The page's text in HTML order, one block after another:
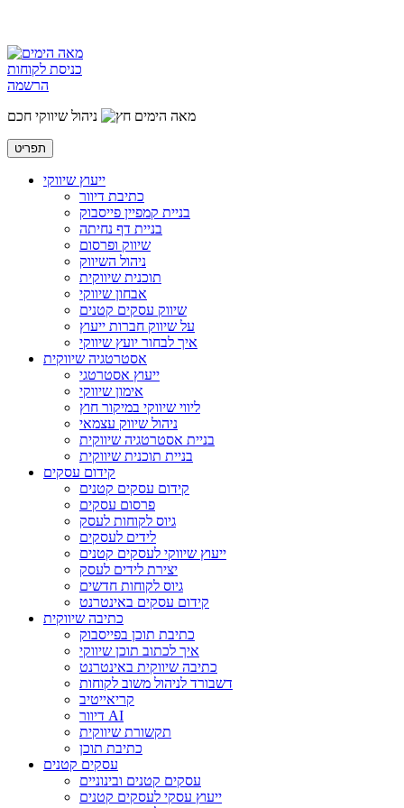
כניסת לקוחות
הרשמה
מאה הימים
ניהול שיווקי חכם
תפריט
ייעוץ שיווקי
כתיבת דיוור
בניית קמפיין פייסבוק
בניית דף נחיתה
שיווק ופרסום
ניהול השיווק
תוכנית שיווקית
אבחון שיווקי
שיווק עסקים קטנים
על שיווק חברות ייעוץ
איך לבחור יועץ שיווקי
אסטרטגיה שיווקית
ייעוץ אסטרטגי
אימון שיווקי
ליווי שיווקי במיקור חוץ
ניהול שיווק עצמאי
בניית אסטרטגיה שיווקית
בניית תוכנית שיווקית
קידום עסקים
קידום עסקים קטנים
פרסום עסקים
גיוס לקוחות לעסק
לידים לעסקים
ייעוץ שיווקי לעסקים קטנים
יצירת לידים לעסק
גיוס לקוחות חדשים
קידום עסקים באינטרנט
כתיבה שיווקית
כתיבת תוכן בפייסבוק
איך לכתוב תוכן שיווקי
כתיבה שיווקית באינטרנט
דשבורד לניהול משוב לקוחות
קריאייטיב
דיוור AI
תקשורת שיווקית
כתיבת תוכן
עסקים קטנים
עסקים קטנים ובינוניים
ייעוץ עסקי לעסקים קטנים